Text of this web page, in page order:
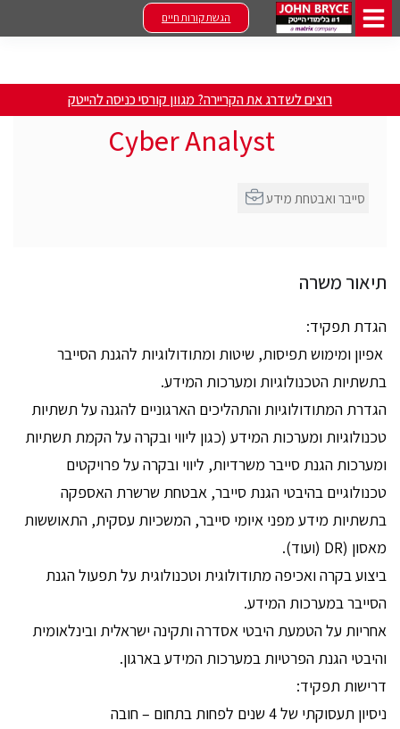
הגשת קורות חיים
רוצים לשדרג את הקריירה? מגוון קורסי כניסה להייטק
Cyber Analyst
תיאור משרה
הגדת תפקיד:
אפיון ומימוש תפיסות, שיטות ומתודולוגיות להגנת הסייבר
בתשתיות הטכנולוגיות ומערכות המידע.
הגדרת המתודולוגיות והתהליכים הארגוניים להגנה על תשתיות
טכנולוגיות ומערכות המידע (כגון ליווי ובקרה על הקמת תשתיות
ומערכות הגנת סייבר משרדיות, ליווי ובקרה על פרויקטים
טכנולוגיים בהיבטי הגנת סייבר, אבטחת שרשרת האספקה
בתשתיות מידע מפני איומי סייבר, המשכיות עסקית, התאוששות
מאסון (DR (ועוד).
ביצוע בקרה ואכיפה מתודולוגית וטכנולוגית על תפעול הגנת
הסייבר במערכות המידע.
אחריות על הטמעת היבטי אסדרה ותקינה ישראלית ובינלאומית
והיבטי הגנת הפרטיות במערכות המידע בארגון.
דרישות תפקיד:
ניסיון תעסוקתי של 4 שנים לפחות בתחום – חובה